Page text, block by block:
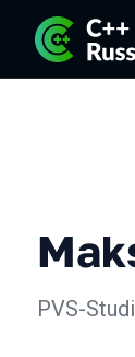
PVS-